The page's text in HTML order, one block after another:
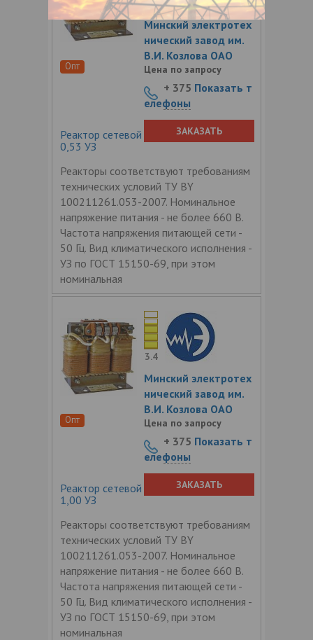
Опт
Реактор сетевой трехфазный РТСС-40-
0,53 УЗ
Реакторы соответствуют требованиям
технических условий ТУ BY
100211261.053-2007. Номинальное
напряжение питания - не более 660 В.
Частота напряжения питающей сети -
50 Гц. Вид климатического исполнения -
УЗ по ГОСТ 15150-69, при этом
номинальная
3.4
Минский электротех
нический завод им.
В.И. Козлова ОАО
Цена по запросу
+ 375 Показать т
елефоны
ЗАКАЗАТЬ
Опт
Реактор сетевой трехфазный РТСС-36-
1,00 УЗ
Реакторы соответствуют требованиям
технических условий ТУ BY
100211261.053-2007. Номинальное
напряжение питания - не более 660 В.
Частота напряжения питающей сети -
50 Гц. Вид климатического исполнения -
УЗ по ГОСТ 15150-69, при этом
номинальная
3.4
Минский электротех
нический завод им.
В.И. Козлова ОАО
Цена по запросу
+ 375 Показать т
елефоны
ЗАКАЗАТЬ